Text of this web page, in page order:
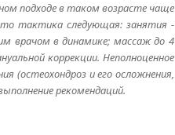
подходе в таком возрасте чаще
то тактика следующая: занятия -
врачом в динамике; массаж до 4
коррекции. Неполноценное
(остеохондроз и его осложнения,
рекомендаций.